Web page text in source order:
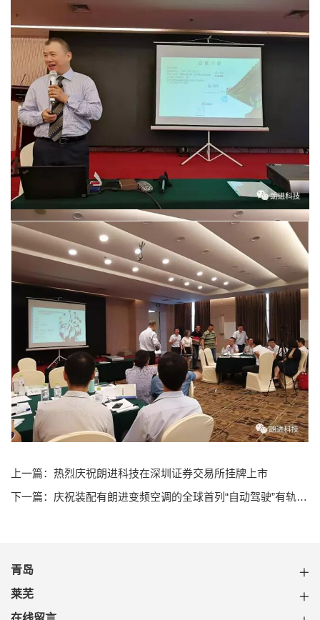
上一篇：热烈庆祝朗进科技在深圳证券交易所挂牌上市
下一篇：庆祝装配有朗进变频空调的全球首列“自动驾驶”有轨电车在中车四方下线
青岛
莱芜